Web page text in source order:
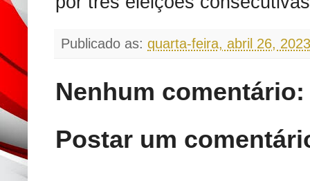
Publicado as: quarta-feira, abril 26, 2023
Nenhum comentário:
Postar um